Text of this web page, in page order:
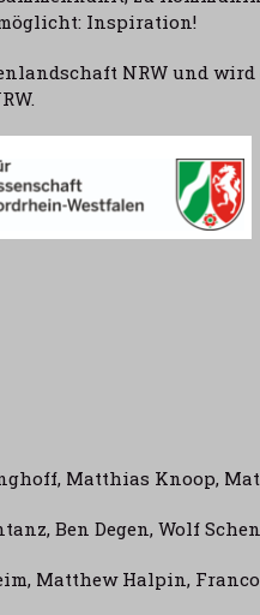
Inspiration!
NRW und
Matthias Knoop,
Ben Degen, Wolf
Matthew Halpin,